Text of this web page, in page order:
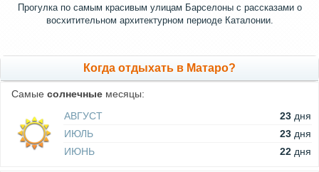
Прогулка по самым красивым улицам Барселоны с рассказами о
восхитительном архитектурном периоде Каталонии.
Когда отдыхать в Матаро?
Самые солнечные месяцы:
АВГУСТ
23 дня
ИЮЛЬ
23 дня
ИЮНЬ
22 дня